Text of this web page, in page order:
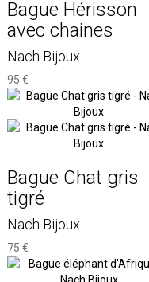
Bague Hérisson
avec chaines
Nach Bijoux
95 €
Bague Chat gris
tigré
Nach Bijoux
75 €